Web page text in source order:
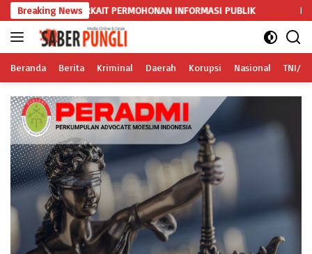
Langsung
ke
konten
Breaking News
PERMOHONAN INFORMASI PUBLIK Polemik PT San
Beranda Berita Kriminal Daerah Korupsi Nasional TNI/